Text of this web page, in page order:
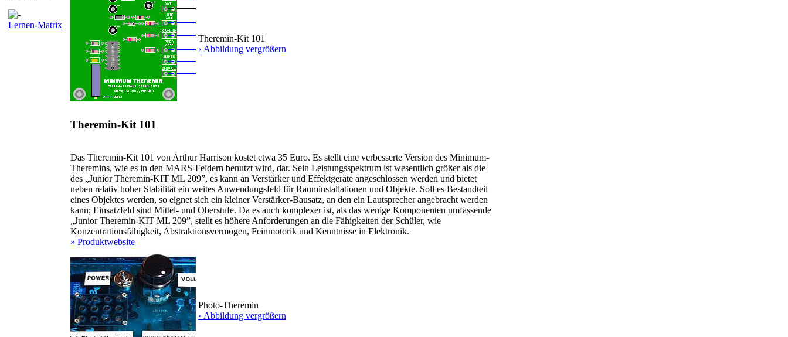
Lernen-Matrix
Theremin-Kit 101
› Abbildung vergrößern
Theremin-Kit 101
Das Theremin-Kit 101 von Arthur Harrison kostet etwa 35 Euro. Es stellt eine verbesserte Version des Minimum-
Theremins, wie es in den MARS-Feldern benutzt wird, dar. Sein Leistungsspektrum ist wesentlich größer als die
des „Junior Theremin-KIT ML 209”, es kann an Verstärker und Effektgeräte angeschlossen werden und bietet
neben relativ hoher Stabilität ein weites Anwendungsfeld für Rauminstallationen und Objekte. Soll es Bestandteil
eines Objektes werden, so eignet sich ein kleiner Verstärker-Bausatz, an den ein Lautsprecher angebracht werden
kann; Einsatzfeld sind Mittel- und Oberstufe. Da es auch komplexer ist, als das wenige Komponenten umfassende
„Junior Theremin-KIT ML 209”, stellt es höhere Anforderungen an die Fähigkeiten der Schüler, wie
Konzentrationsfähigkeit, Abstraktionsvermögen, Feinmotorik und Kenntnisse in Elektronik.
» Produktwebsite
Photo-Theremin
› Abbildung vergrößern